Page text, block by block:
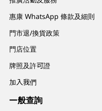
惠康 WhatsApp 條款及細則
門市退/換貨政策
門店位置
牌照及許可證
加入我們
一般查詢